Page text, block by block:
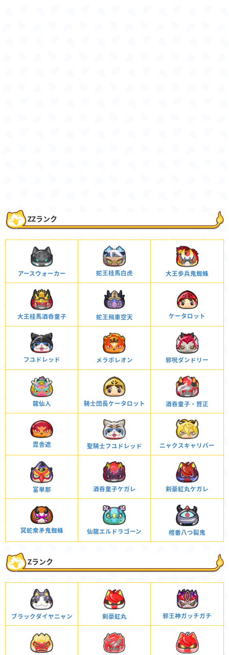
ZZランク
アースウォーカー 蛇王桂馬白虎 大王歩兵鬼蜘蛛
大王桂馬酒呑童子 蛇王飛車空天 ケータロット
フユドレッド メラポレオン 邪呪ダンドリー
龍仙人 騎士団長ケータロット 酒呑童子・賀正
毘舎遮 聖騎士フユドレッド ニャクスキャリバー
富単那 酒呑童子ケガレ 剣豪紅丸ケガレ
冥蛇衆矛鬼蜘蛛 仙龍エルドラゴーン 棺番八つ裂鬼
Zランク
ブラックダイヤニャン 剣豪紅丸 邪王神ガッチガチ